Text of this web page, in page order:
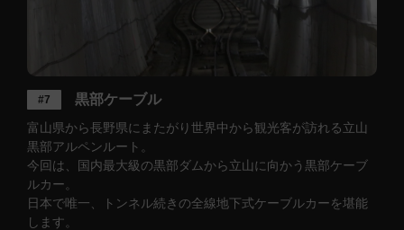
#7 黒部ケーブル
富山県から長野県にまたがり世界中から観光客が訪れる立山
黒部アルペンルート。
今回は、国内最大級の黒部ダムから立山に向かう黒部ケーブ
ルカー。
日本で唯一、トンネル続きの全線地下式ケーブルカーを堪能
します。